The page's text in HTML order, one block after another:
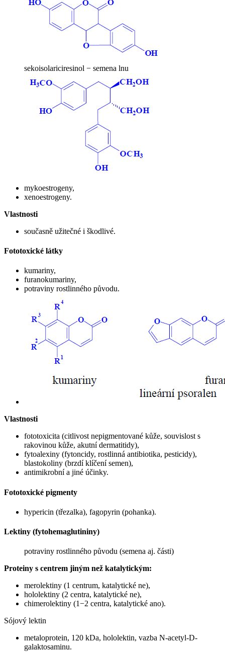
sekoisolariciresinol − semena lnu
mykoestrogeny,
xenoestrogeny.
Vlastnosti
současně užitečné i škodlivé.
Fototoxické látky
kumariny,
furanokumariny,
potraviny rostlinného původu.
Vlastnosti
fototoxicita (citlivost nepigmentované kůže, souvislost s
rakovinou kůže, akutní dermatitidy),
fytoalexiny (fytoncidy, rostlinná antibiotika, pesticidy),
blastokoliny (brzdí klíčení semen),
antimikrobní a jiné účinky.
Fototoxické pigmenty
hypericin (třezalka), fagopyrin (pohanka).
Lektiny (fytohemaglutininy)
potraviny rostlinného původu (semena aj. části)
Proteiny s centrem jiným než katalytickým:
merolektiny (1 centrum, katalytické ne),
hololektiny (2 centra, katalytické ne),
chimerolektiny (1−2 centra, katalytické ano).
Sójový lektin
metaloprotein, 120 kDa, hololektin, vazba N-acetyl-D-
galaktosaminu.